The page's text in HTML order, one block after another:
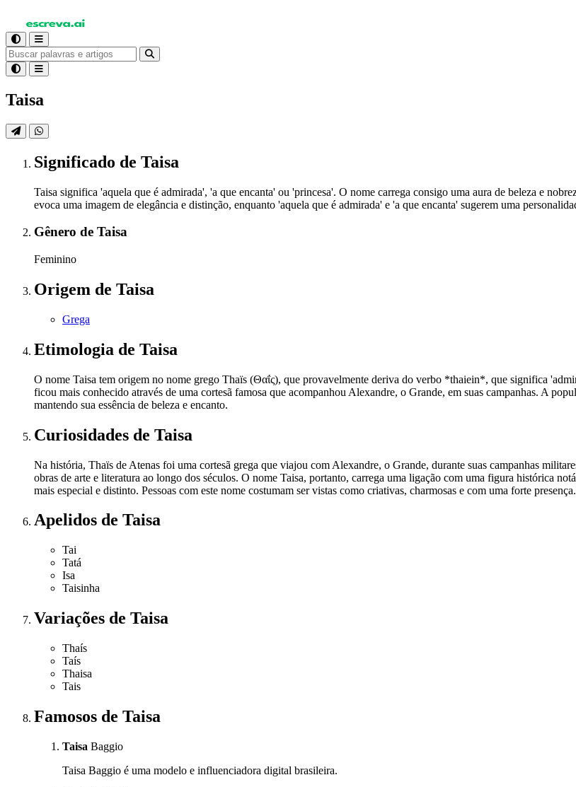
Taisa
Significado de Taisa
Taisa significa 'aquela que é admirada', 'a que encanta' ou 'princesa'. O nome carrega consigo uma aura de beleza e
evoca uma imagem de elegância e distinção, enquanto 'aquela que é admirada' e 'a que encanta' sugerem uma
Gênero de Taisa
Feminino
Origem de Taisa
Grega
Etimologia de Taisa
O nome Taisa tem origem no nome grego Thaïs (Θαΐς), que provavelmente deriva do verbo *thaiein*, que significa
ficou mais conhecido através de uma cortesã famosa que acompanhou Alexandre, o Grande, em suas campanhas. A
mantendo sua essência de beleza e encanto.
Curiosidades de Taisa
Na história, Thaïs de Atenas foi uma cortesã grega que viajou com Alexandre, o Grande, durante suas campanhas
obras de arte e literatura ao longo dos séculos. O nome Taisa, portanto, carrega uma ligação com uma figura histórica
mais especial e distinto. Pessoas com este nome costumam ser vistas como criativas, charmosas e com uma forte presença.
Apelidos de Taisa
Tai
Tatá
Isa
Taisinha
Variações de Taisa
Thaís
Taís
Thaisa
Tais
Famosos de Taisa
Taisa Baggio
Taisa Baggio é uma modelo e influenciadora digital brasileira.